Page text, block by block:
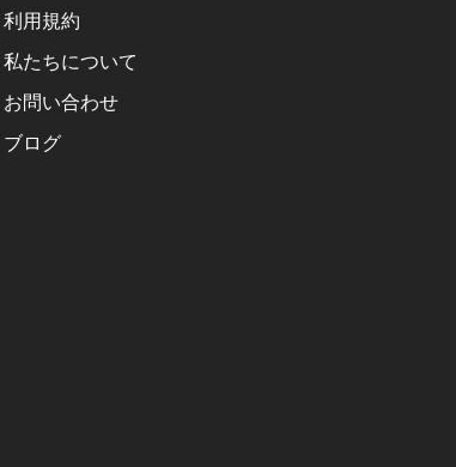
利用規約
私たちについて
お問い合わせ
ブログ